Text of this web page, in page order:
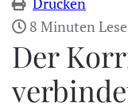
8 Minuten
Der